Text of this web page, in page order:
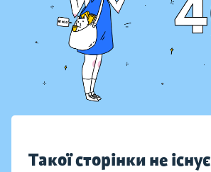
Такої сторінки не існує